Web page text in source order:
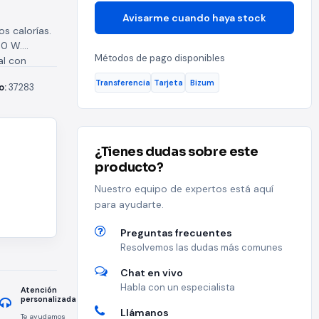
calorías.
W.
con
37283
Atención
personalizada
Te ayudamos
Avisarme cuando haya stock
Métodos de pago disponibles
Transferencia Tarjeta Bizum
¿Tienes dudas sobre este
producto?
Nuestro equipo de expertos está aquí
para ayudarte.
Preguntas frecuentes
Resolvemos las dudas más comunes
Chat en vivo
Habla con un especialista
Llámanos